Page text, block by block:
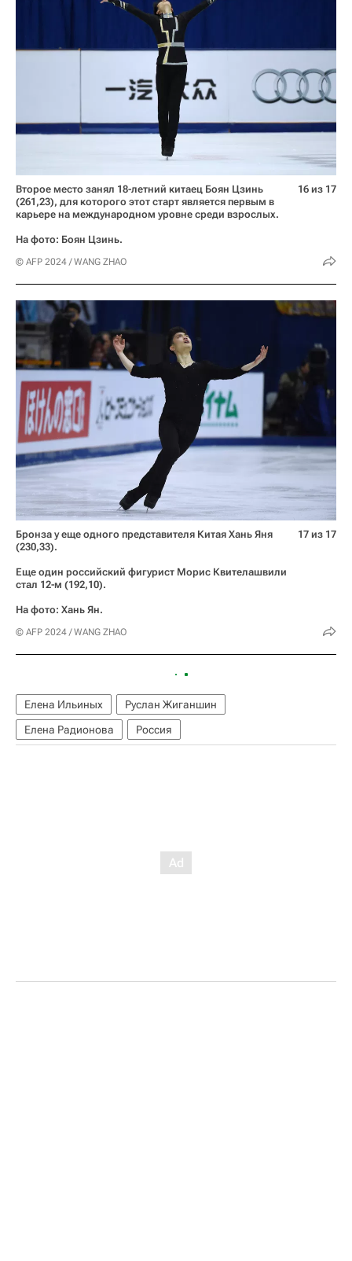
Второе место занял 18-летний китаец Боян Цзинь
(261,23), для которого этот старт является первым в
карьере на международном уровне среди взрослых.
На фото: Боян Цзинь.
© AFP 2024 / WANG ZHAO
16 из 17
Бронза у еще одного представителя Китая Хань Яня
(230,33).
Еще один российский фигурист Морис Квителашвили
стал 12-м (192,10).
На фото: Хань Ян.
© AFP 2024 / WANG ZHAO
17 из 17
Елена Ильиных
Руслан Жиганшин
Елена Радионова
Россия